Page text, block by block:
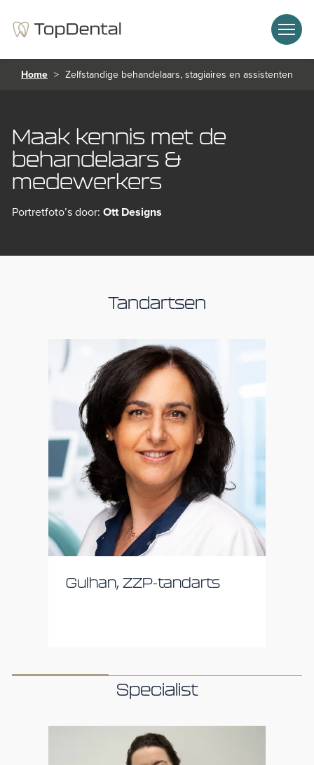
Home > Zelfstandige behandelaars, stagiaires en assistenten
Maak kennis met de
behandelaars &
medewerkers
Portretfoto’s door: Ott Designs
Tandartsen
Gulhan, ZZP-tandarts
Specialist